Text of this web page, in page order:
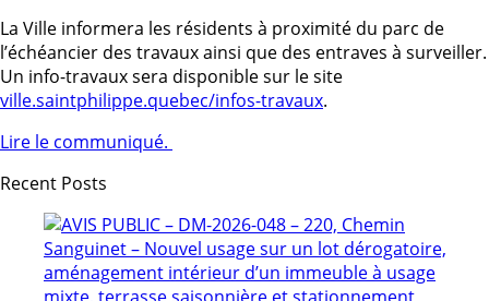
La Ville informera les résidents à proximité du parc de
l’échéancier des travaux ainsi que des entraves à surveiller.
Un info-travaux sera disponible sur le site
ville.saintphilippe.quebec/infos-travaux.
Lire le communiqué.
Recent Posts